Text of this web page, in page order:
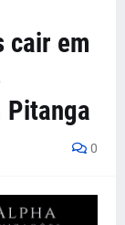
cair em
Pitanga
0